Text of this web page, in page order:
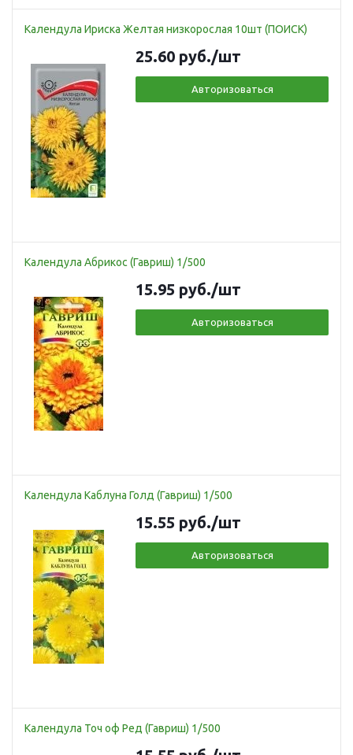
Календула Ириска Желтая низкорослая 10шт (ПОИСК)
25.60 руб./шт
Авторизоваться
Календула Абрикос (Гавриш) 1/500
15.95 руб./шт
Авторизоваться
Календула Каблуна Голд (Гавриш) 1/500
15.55 руб./шт
Авторизоваться
Календула Точ оф Ред (Гавриш) 1/500